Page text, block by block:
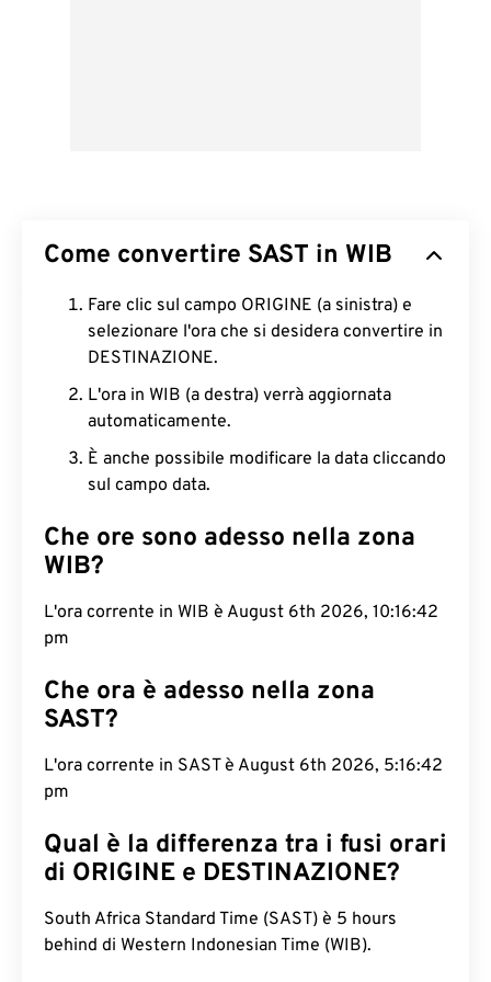
Come convertire SAST in WIB
Fare clic sul campo ORIGINE (a sinistra) e
selezionare l'ora che si desidera convertire in
DESTINAZIONE.
L'ora in WIB (a destra) verrà aggiornata
automaticamente.
È anche possibile modificare la data cliccando
sul campo data.
Che ore sono adesso nella zona
WIB?
L'ora corrente in WIB è August 6th 2026, 10:16:43
pm
Che ora è adesso nella zona
SAST?
L'ora corrente in SAST è August 6th 2026, 5:16:43
pm
Qual è la differenza tra i fusi orari
di ORIGINE e DESTINAZIONE?
South Africa Standard Time (SAST) è 5 hours
behind di Western Indonesian Time (WIB).